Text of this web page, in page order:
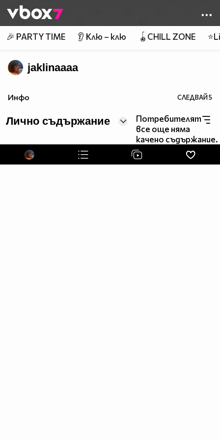
👾
🎉 PARTY TIME 👂 Клю – клю 🪀CHILL ZONE
jaklinaaaa
Инфо СЛЕДВАЙ5
Лично съдържание
Потребителят
все още няма
качено съдържание.